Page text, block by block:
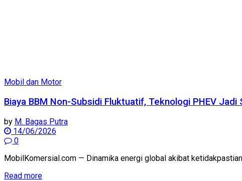
Mobil dan Motor
Biaya BBM Non-Subsidi Fluktuatif, Teknologi PHEV
by M. Bagas Putra
14/06/2026
0
MobilKomersial.com — Dinamika energi global akibat
Read more